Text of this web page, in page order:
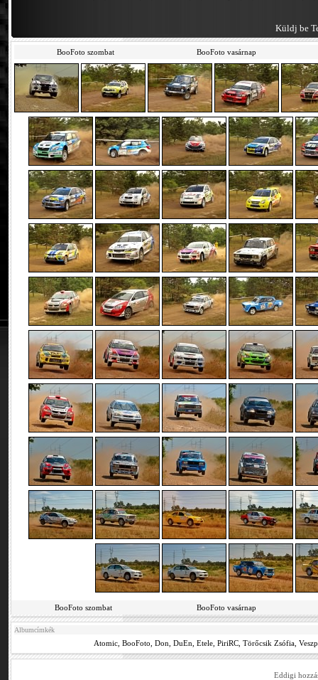
Küldj be
BooFoto szombat BooFoto vasárnap
BooFoto szombat BooFoto vasárnap
Albumcímkék
Atomic BooFoto Don DuEn Etele PiriRC Törőcsik Zsófia
Eddigi